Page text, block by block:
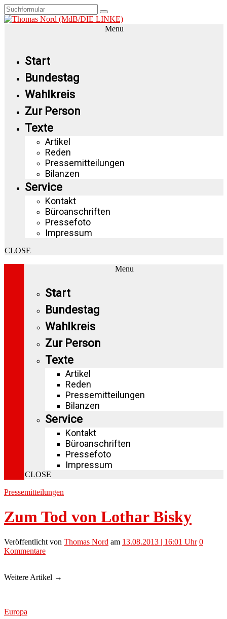
Menu
Start
Bundestag
Wahlkreis
Zur Person
Texte
Artikel
Reden
Pressemitteilungen
Bilanzen
Service
Kontakt
Büroanschriften
Pressefoto
Impressum
CLOSE
Menu
Start
Bundestag
Wahlkreis
Zur Person
Texte
Artikel
Reden
Pressemitteilungen
Bilanzen
Service
Kontakt
Büroanschriften
Pressefoto
Impressum
CLOSE
Pressemitteilungen
Zum Tod von Lothar Bisky
Veröffentlicht von Thomas Nord am 13.08.2013 | 16:01 Uhr 0
Kommentare
Weitere Artikel →
Europa